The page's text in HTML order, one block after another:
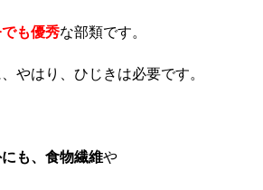
も優秀な部類です。
やはり、ひじきは必要です。
も、食物繊維や